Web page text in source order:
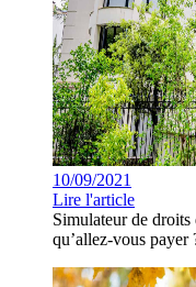
10/09/2021
Lire l'article
Simulateur de
qu’allez-vous payer